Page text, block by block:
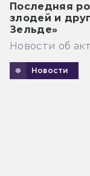
Последняя
злодей и
Зельде»
Новости об
Новости